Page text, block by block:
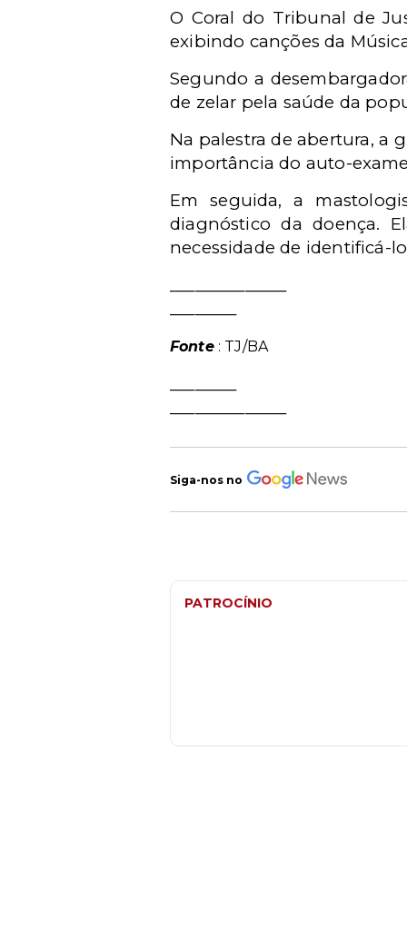
O Coral do Tribunal de
exibindo canções da
Segundo a
de zelar pela saúde da
Na palestra de abertura, a
importância do auto-
Em seguida, a
diagnóstico da doença.
necessidade de identificá-
Fonte: TJ/BA
Siga-nos no
PATROCÍNIO